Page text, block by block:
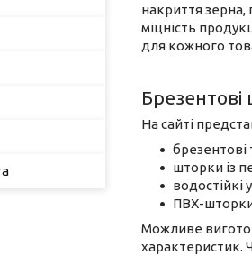
накриття зерна,
міцність
для кожного
На сайті
шторки із
водостійкі
ПВХ-
Можливе
характеристик.